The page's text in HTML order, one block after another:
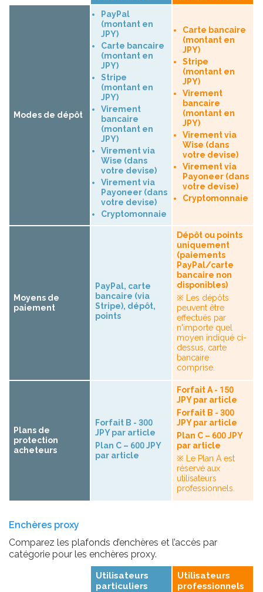
Modes de dépôt
PayPal
(montant en
JPY)
Carte bancaire
(montant en
JPY)
Stripe
(montant en
JPY)
Virement
bancaire
(montant en
JPY)
Virement via
Wise (dans
votre devise)
Virement via
Payoneer (dans
votre devise)
Cryptomonnaie
Carte bancaire
(montant en
JPY)
Stripe
(montant en
JPY)
Virement
bancaire
(montant en
JPY)
Virement via
Wise (dans
votre devise)
Virement via
Payoneer (dans
votre devise)
Cryptomonnaie
Moyens de
paiement
PayPal, carte
bancaire (via
Stripe), dépôt,
points
Dépôt ou points
uniquement
(paiements
PayPal/carte
bancaire non
disponibles)
※ Les dépôts
peuvent être
effectués par
n'importe quel
moyen indiqué ci-
dessus, carte
bancaire
comprise.
Plans de
protection
acheteurs
Forfait B - 300
JPY par article
Plan C – 600 JPY
par article
Forfait A - 150
JPY par article
Forfait B - 300
JPY par article
Plan C – 600 JPY
par article
※ Le Plan A est
réservé aux
utilisateurs
professionnels.
Enchères proxy
Comparez les plafonds d’enchères et l’accès par
catégorie pour les enchères proxy.
Utilisateurs
particuliers
Utilisateurs
professionnels